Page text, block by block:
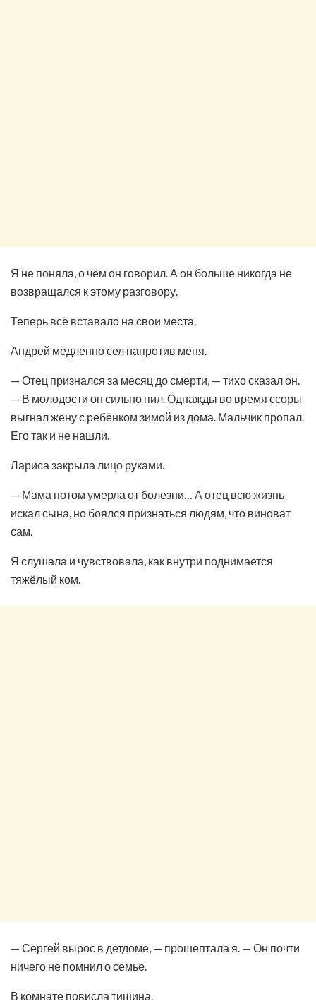
Я не поняла, о чём он говорил. А он больше никогда не
возвращался к этому разговору.
Теперь всё вставало на свои места.
Андрей медленно сел напротив меня.
— Отец признался за месяц до смерти, — тихо сказал он.
— В молодости он сильно пил. Однажды во время ссоры
выгнал жену с ребёнком зимой из дома. Мальчик пропал.
Его так и не нашли.
Лариса закрыла лицо руками.
— Мама потом умерла от болезни… А отец всю жизнь
искал сына, но боялся признаться людям, что виноват
сам.
Я слушала и чувствовала, как внутри поднимается
тяжёлый ком.
— Сергей вырос в детдоме, — прошептала я. — Он почти
ничего не помнил о семье.
В комнате повисла тишина.